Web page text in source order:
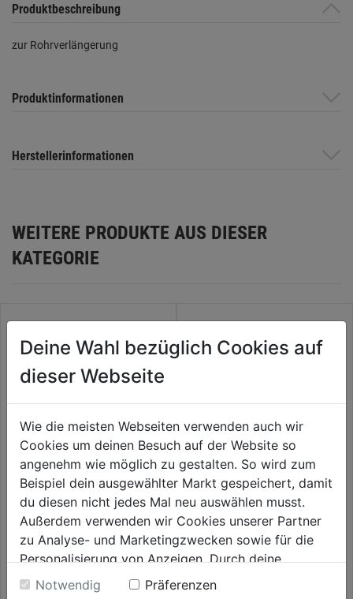
Produktbeschreibung
zur Rohrverlängerung
Produktinformationen
Herstellerinformationen
WEITERE PRODUKTE AUS DIESER
KATEGORIE
L-Stück 25mm 3/4" IG
Sprinkler-System pro
0.0
von7,29€
Rohrhalter 3/16" Micro-Drip-
System 15 ST/Pak
0.0
von
7,59€
Deine Wahl bezüglich Cookies auf
dieser Webseite
Wie die meisten Webseiten verwenden auch wir
Cookies um deinen Besuch auf der Website so
angenehm wie möglich zu gestalten. So wird zum
Beispiel dein ausgewählter Markt gespeichert, damit
du diesen nicht jedes Mal neu auswählen musst.
Außerdem verwenden wir Cookies unserer Partner
zu Analyse- und Marketingzwecken sowie für die
Personalisierung von Anzeigen. Durch deine
Einwilligung werden die Daten von Drittanbieter,
Notwendig
Präferenzen